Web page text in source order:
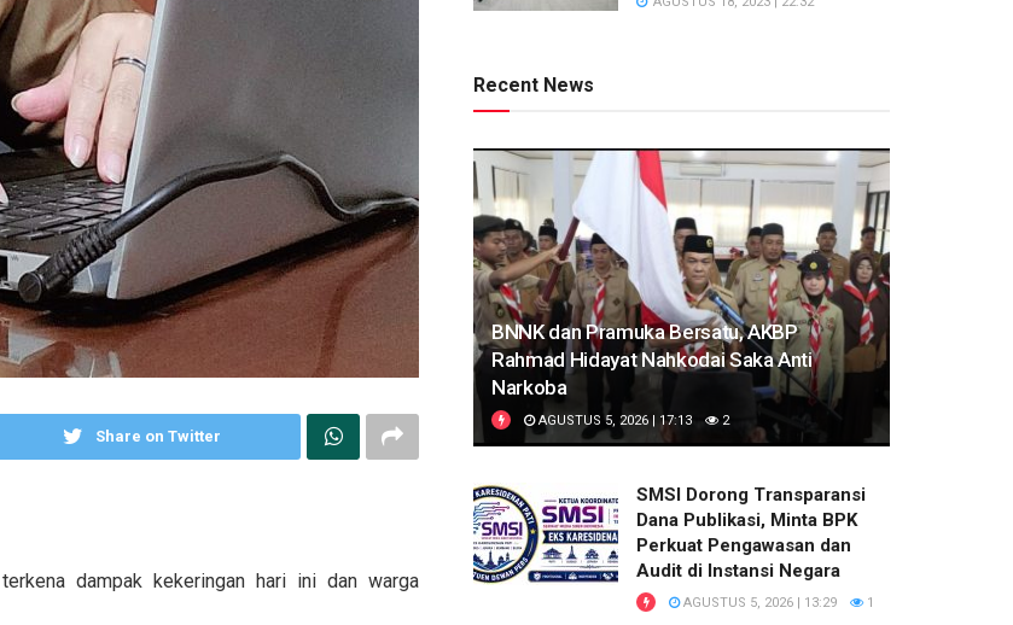
Share on Twitter
terkena dampak kekeringan hari ini dan warga
Recent News
BNNK dan Pramuka Bersatu, AKBP
Rahmad Hidayat Nahkodai Saka Anti
Narkoba
AGUSTUS 5, 2026 | 17:13 2
SMSI Dorong Transparansi
Dana Publikasi, Minta BPK
Perkuat Pengawasan dan
Audit di Instansi Negara
AGUSTUS 5, 2026 | 13:29 1